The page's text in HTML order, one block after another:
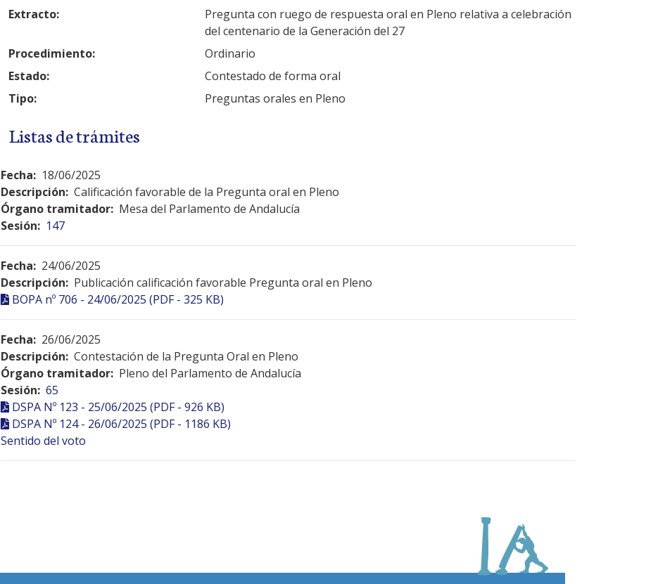
Extracto:
Pregunta con ruego de respuesta oral en Pleno relativa a celebración
del centenario de la Generación del 27
Procedimiento:
Ordinario
Estado:
Contestado de forma oral
Tipo:
Preguntas orales en Pleno
Listas de trámites
Fecha: 18/06/2025
Descripción: Calificación favorable de la Pregunta oral en Pleno
Órgano tramitador: Mesa del Parlamento de Andalucía
Sesión: 147
Fecha: 24/06/2025
Descripción: Publicación calificación favorable Pregunta oral en Pleno
BOPA nº 706 - 24/06/2025 (PDF - 325 KB)
Fecha: 26/06/2025
Descripción: Contestación de la Pregunta Oral en Pleno
Órgano tramitador: Pleno del Parlamento de Andalucía
Sesión: 65
DSPA Nº 123 - 25/06/2025 (PDF - 926 KB)
DSPA Nº 124 - 26/06/2025 (PDF - 1186 KB)
Sentido del voto